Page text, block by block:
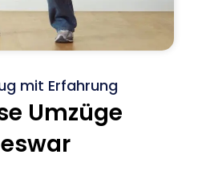
mit Erfahrung
Umzüge